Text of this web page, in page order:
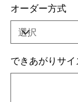
オーダー方式
できあがりサイ